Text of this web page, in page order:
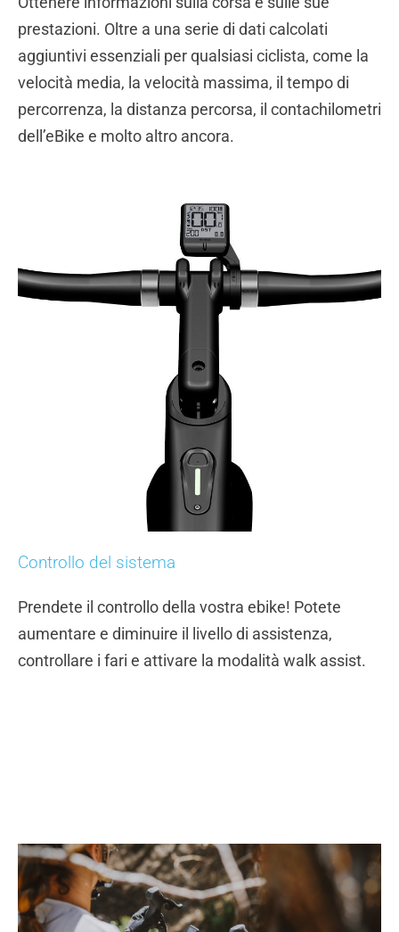
prestazioni. Oltre a una serie di dati calcolati
aggiuntivi essenziali per qualsiasi ciclista, come la
velocità media, la velocità massima, il tempo di
percorrenza, la distanza percorsa, il contachilometri
dell’eBike e molto altro ancora.
Controllo del sistema
Prendete il controllo della vostra ebike! Potete
aumentare e diminuire il livello di assistenza,
controllare i fari e attivare la modalità walk assist.